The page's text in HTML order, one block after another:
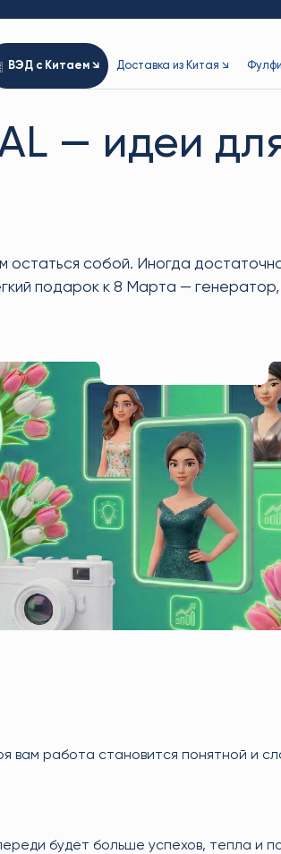
ВЭД с Китаем ↘ Доставка из Китая ↘
— идеи
собой. Иногда
подарок к 8 Марта —
вам работа становится понятной и
будет больше успехов, тепла и